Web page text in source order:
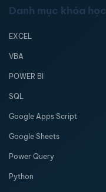
Danh mục khóa học
EXCEL
VBA
POWER BI
SQL
Google Apps Script
Google Sheets
Power Query
Python